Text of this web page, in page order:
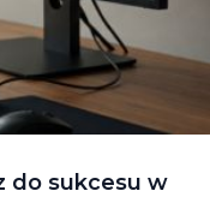
do sukcesu w